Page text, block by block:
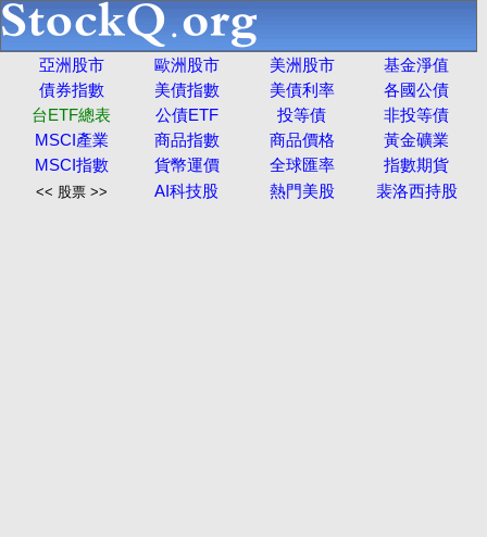
亞洲股市 歐洲股市 美洲股市
基金淨值
債券指數
美債指數 美債利率
各國公債
台ETF總表
公債ETF 投等債
非投等債
MSCI產業
商品指數 商品價格
黃金礦業
MSCI指數
貨幣運價 全球匯率 指數期貨
<< 股票 >> AI科技股 熱門美股 裴洛西持股